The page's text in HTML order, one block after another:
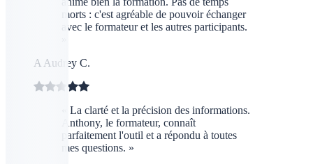
morts : c'est agréable de pouvoir échanger
avec le formateur et les autres participants.
A Audrey C.
« La clarté et la précision des informations.
Anthony, le formateur, connaît
parfaitement l'outil et a répondu à toutes
mes questions. »